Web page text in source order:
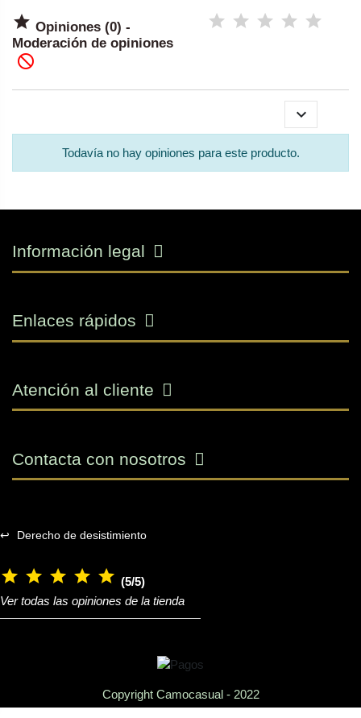
 Opiniones (0) -
Moderación de opiniones


Todavía no hay opiniones para este producto.
Información legal
Enlaces rápidos
Atención al cliente
Contacta con nosotros
↩ Derecho de desistimiento
(5/5)
Ver todas las opiniones de la tienda
Copyright Camocasual - 2022